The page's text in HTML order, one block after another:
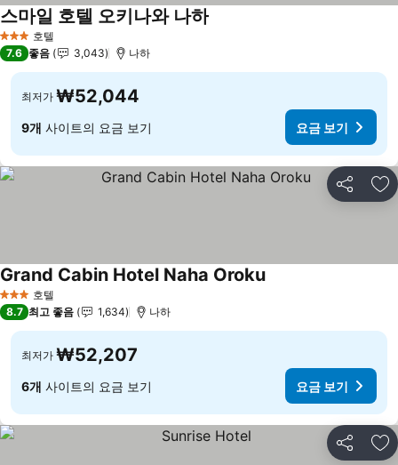
3 성급 호텔
스마일 호텔 오키나와 나하
7.6 좋음 3,043 나하
최저가 ₩52,044
9개 사이트의 요금 보기 요금 보기
공유 즐
3 성급 호텔
Grand Cabin Hotel Naha Oroku
8.7 최고 좋음 1,634 나하
최저가 ₩52,207
6개 사이트의 요금 보기 요금 보기
공유 즐